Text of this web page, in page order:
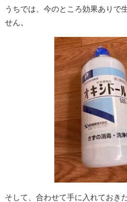
うちでは、今のところ効果ありで
せん。
そして、合わせて手に入れておき